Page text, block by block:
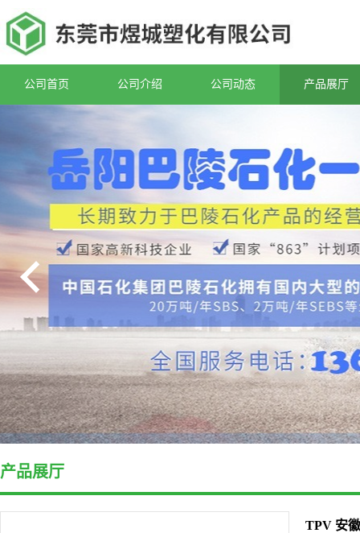
公司首页 公司介绍 公司动态 产品展厅
产品展厅
TPV 安